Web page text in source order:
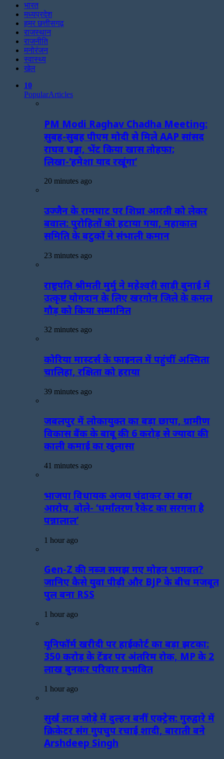
भारत
मध्यप्रदेश
हमर छत्तीसगढ़
राजस्थान
राजनीति
मनोरंजन
स्वास्थ्य
खेल
10
PopularArticles
PM Modi Raghav Chadha Meeting:
सुबह-सुबह पीएम मोदी से मिले AAP सांसद
राघव चड्ढा, भेंट किया खास तोहफा;
लिखा-‘हमेशा याद रखूंगा’
20 minutes ago
उज्जैन के रामघाट पर शिप्रा आरती को लेकर
बवाल: पुरोहितों को हटाया गया, महाकाल
समिति के बटुकों ने संभाली कमान
23 minutes ago
राष्ट्रपति श्रीमती मुर्मु ने महेश्वरी साड़ी बुनाई में
उत्कृष्ट योगदान के लिए खरगोन जिले के कमल
गौड़ को किया सम्मानित
32 minutes ago
कोरिया मास्टर्स के फाइनल में पहुंचीं अश्मिता
चालिहा, रक्षिता को हराया
39 minutes ago
जबलपुर में लोकायुक्त का बड़ा छापा, ग्रामीण
विकास बैंक के बाबू की 6 करोड़ से ज्यादा की
काली कमाई का खुलासा
41 minutes ago
भाजपा विधायक अजय चंद्राकर का बड़ा
आरोप, बोले- ‘धर्मांतरण रैकेट का सरगना है
पन्नालाल’
1 hour ago
Gen-Z की नब्ज समझ गए मोहन भागवत?
जानिए कैसे युवा पीढ़ी और BJP के बीच मजबूत
पुल बना RSS
1 hour ago
यूनिफॉर्म खरीदी पर हाईकोर्ट का बड़ा झटका:
350 करोड़ के टेंडर पर अंतरिम रोक, MP के 2
लाख बुनकर परिवार प्रभावित
1 hour ago
सुर्ख लाल जोड़े में दुल्हन बनीं एक्ट्रेस: गुरुद्वारे में
क्रिकेटर संग गुपचुप रचाई शादी, बाराती बने
Arshdeep Singh